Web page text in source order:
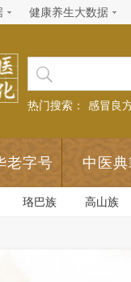
健康养生大数据
热门搜索： 感冒良
老字号 中医
珞巴族 高山族